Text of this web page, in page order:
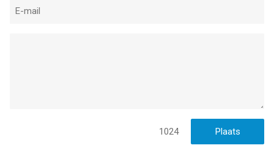
1024